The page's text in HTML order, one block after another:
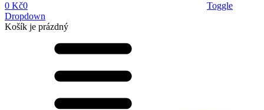
0 Kč0
Toggle
Dropdown
Košík je prázdný